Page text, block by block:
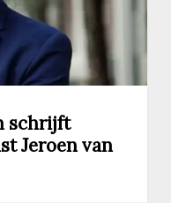
schrijft
Jeroen van